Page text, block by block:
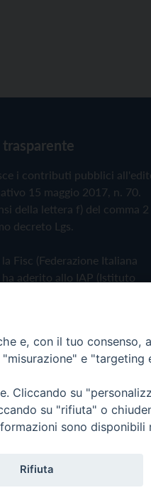
i contributi pubblici
15 maggio 2017, n. 70.
della lettera f) del comma 2
decreto Lgs.
Fisc (Federazione Italiana
aderito allo IAP (Istituto
Policy
e, con il tuo consenso,
e
Cliccando su
su "rifiuta" o
sono disponibili
Rifiuta